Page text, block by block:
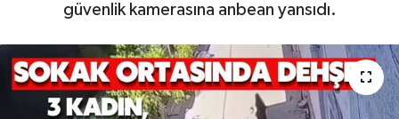
güvenlik kamerasına anbean yansıdı.